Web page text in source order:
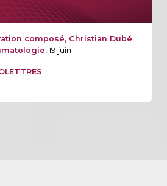
composé, Christian Dubé
, 19 juin